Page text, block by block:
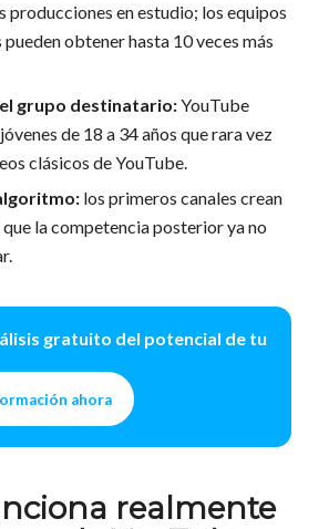
producciones en estudio; los equipos
obtener hasta 10 veces más
grupo destinatario:YouTube
de 18 a 34 años que rara vez
clásicos de YouTube.
los primeros canales crean
la competencia posterior ya no
gratuito del potencial de tu
ahora
realmente